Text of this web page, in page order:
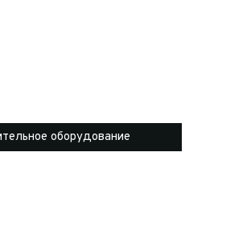
оборудование